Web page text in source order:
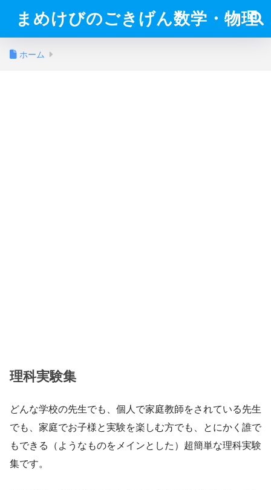
まめけびのごきげん数学・物理
ホーム
理科実験集
どんな学校の先生でも、個人で家庭教師をされている先生
でも、家庭でお子様と実験を楽しむ方でも、とにかく誰で
もできる（ようなものをメインとした）超簡単な理科実験
集です。